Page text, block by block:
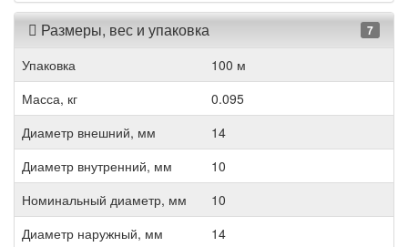
Размеры, вес и упаковка 7
Упаковка
100 м
Масса, кг
0.095
Диаметр внешний, мм
14
Диаметр внутренний, мм
10
Номинальный диаметр, мм
10
Диаметр наружный, мм
14